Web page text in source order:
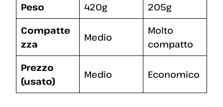
Peso 420g
205g
Compatte
zza
Medio
Molto
compatto
Prezzo
(usato)
Medio Economico